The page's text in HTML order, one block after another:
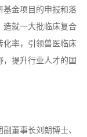
基金项目的申报和落
造就一大批临床复合
化率，引领兽医临床
提升行业人才的国
董事长刘朗博士、